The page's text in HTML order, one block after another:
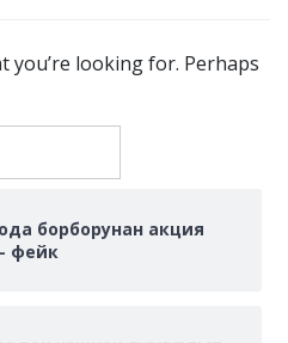
you’re looking for. Perhaps
борборунан акция
фейк